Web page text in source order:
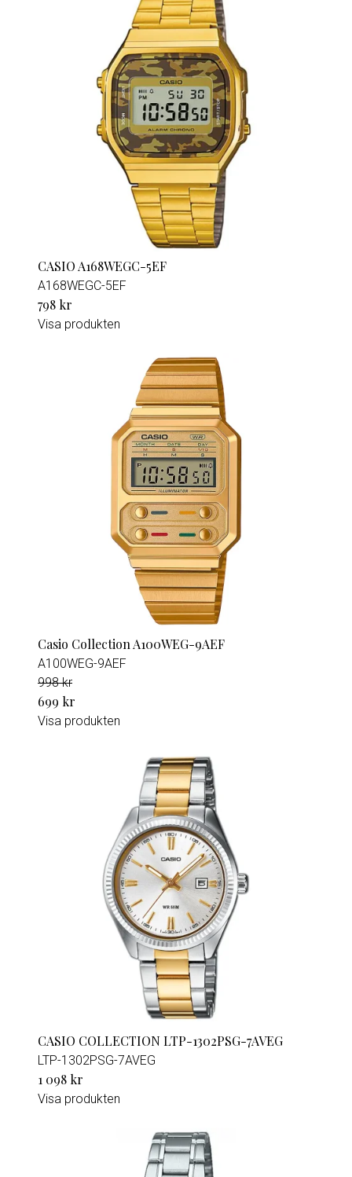
CASIO A168WEGC-5EF
A168WEGC-5EF
798 kr
Visa produkten
Casio Collection A100WEG-9AEF
A100WEG-9AEF
998 kr
699 kr
Visa produkten
CASIO COLLECTION LTP-1302PSG-7AVEG
LTP-1302PSG-7AVEG
1 098 kr
Visa produkten